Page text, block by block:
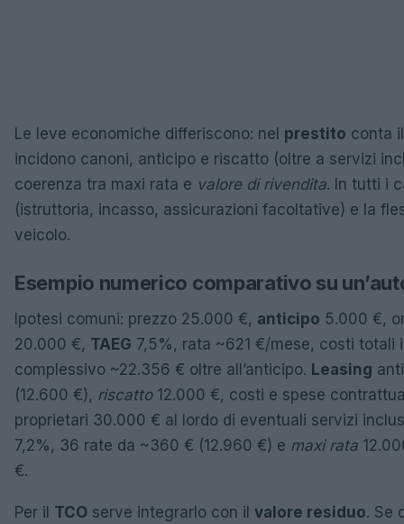
Le leve economiche differiscono: nel prestito conta
incidono canoni, anticipo e riscatto (oltre a servizi
coerenza tra maxi rata e valore di rivendita. In tutti i
(istruttoria, incasso, assicurazioni facoltative) e la
veicolo.
Esempio numerico comparativo su
Ipotesi comuni: prezzo 25.000 €, anticipo 5.000 €,
20.000 €, TAEG 7,5%, rata ~621 €/mese, costi totali
complessivo ~22.356 € oltre all’anticipo. Leasing
(12.600 €), riscatto12.000 €, costi e spese
proprietari 30.000 € al lordo di eventuali servizi
7,2%, 36 rate da ~360 € (12.960 €) e maxi rata
€.
Per il TCO serve integrarlo con il valore residuo. Se